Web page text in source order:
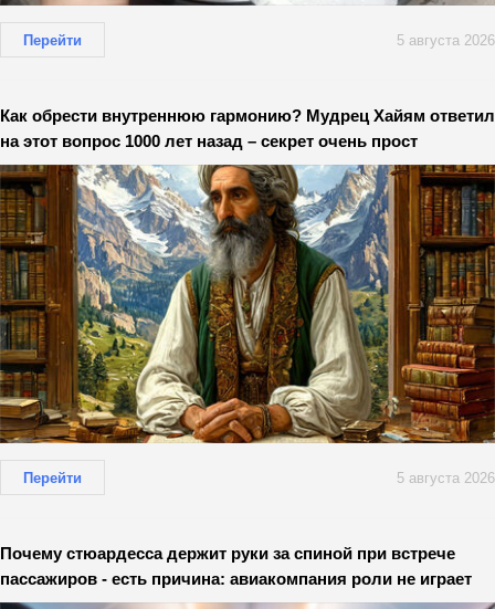
Перейти 5 августа 2026
Как обрести внутреннюю гармонию? Мудрец Хайям ответил
на этот вопрос 1000 лет назад – секрет очень прост
Перейти 5 августа 2026
Почему стюардесса держит руки за спиной при встрече
пассажиров - есть причина: авиакомпания роли не играет